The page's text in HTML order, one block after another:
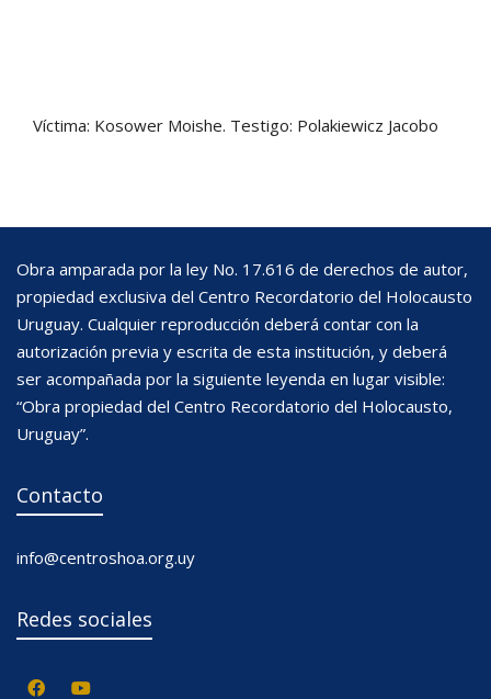
Víctima: Kosower Moishe. Testigo: Polakiewicz Jacobo
Obra amparada por la ley No. 17.616 de derechos de autor,
propiedad exclusiva del Centro Recordatorio del Holocausto
Uruguay. Cualquier reproducción deberá contar con la
autorización previa y escrita de esta institución, y deberá
ser acompañada por la siguiente leyenda en lugar visible:
“Obra propiedad del Centro Recordatorio del Holocausto,
Uruguay”.
Contacto
info@centroshoa.org.uy
Redes sociales